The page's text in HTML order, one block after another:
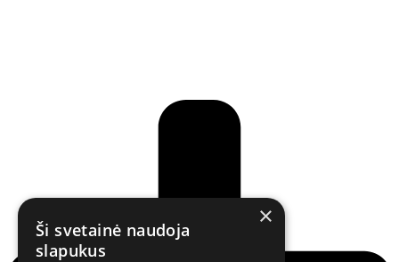
×
Ši svetainė naudoja
slapukus